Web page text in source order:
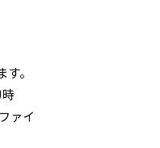
。
ァイ